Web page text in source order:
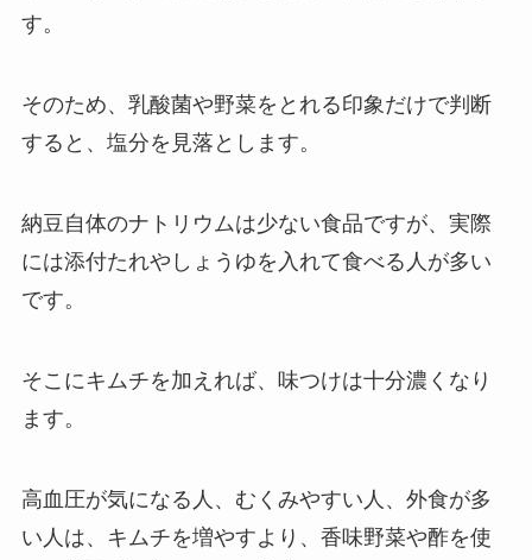
す。
そのため、乳酸菌や野菜をとれる印象だけで判断
すると、塩分を見落とします。
納豆自体のナトリウムは少ない食品ですが、実際
には添付たれやしょうゆを入れて食べる人が多い
です。
そこにキムチを加えれば、味つけは十分濃くなり
ます。
高血圧が気になる人、むくみやすい人、外食が多
い人は、キムチを増やすより、香味野菜や酢を使